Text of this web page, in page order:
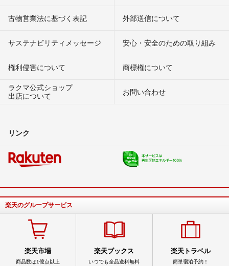
古物営業法に基づく表記 外部送信について
サステナビリティメッセージ 安心・安全のための取り組み
権利侵害について
商標権について
ラクマ公式ショップ
出店について
お問い合わせ
リンク
楽天のグループサービス
楽天市場
商品数は1億点以上
楽天ブックス
いつでも全品送料無料
楽天トラベル
簡単宿泊予約！